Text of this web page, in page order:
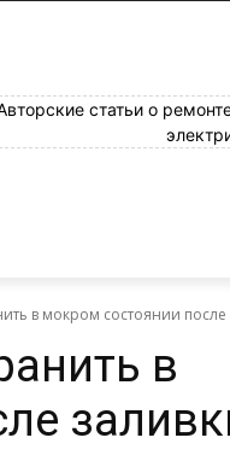
статьи о
в мокром состоянии после
в